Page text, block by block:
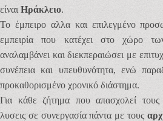
είναι Ηράκλειο.
Το έμπειρο αλλα και επιλεγμένο
εμπειρία που κατέχει στο χώρο
αναλαμβάνει και διεκπεραιώσει με
συνέπεια και υπευθυνότητα, ενώ
προκαθορισμένο χρονικό διάστημα.
Για κάθε ζήτημα που απασχολεί τους
λυσεις σε συνεργασία πάντα με τους